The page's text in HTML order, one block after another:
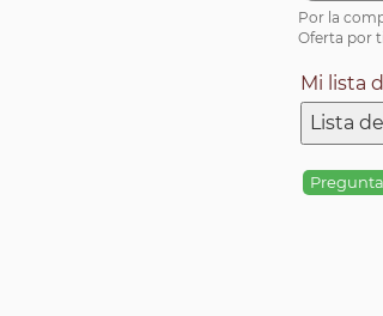
Por la
Oferta por
Mi lista
Lista